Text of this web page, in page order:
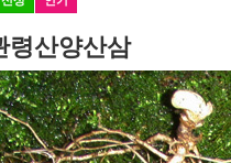
령산양산삼